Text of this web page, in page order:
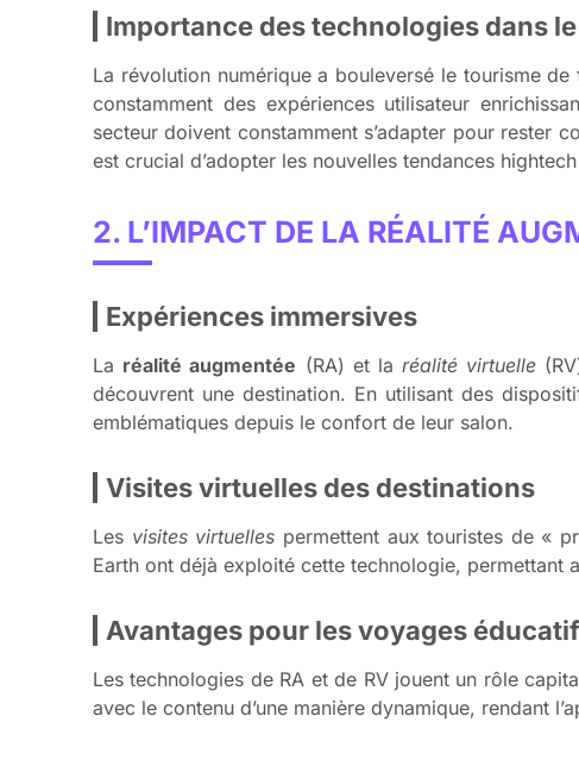
Importance des technologies dans
La révolution numérique a bouleversé le tourisme
constamment des expériences utilisateur
secteur doivent constamment s’adapter pour rester
est crucial d’adopter les nouvelles tendances
2. L’IMPACT DE LA RÉALITÉ
Expériences immersives
La réalité augmentée (RA) et la réalité virtuelle
découvrent une destination. En utilisant des
emblématiques depuis le confort de leur salon.
Visites virtuelles des destinations
Les visites virtuelles permettent aux touristes de «
Earth ont déjà exploité cette technologie, permettant
Avantages pour les voyages
Les technologies de RA et de RV jouent un rôle
avec le contenu d’une manière dynamique, rendant